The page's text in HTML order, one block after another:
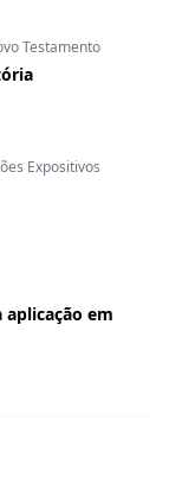
Testamento
Expositivos
aplicação em